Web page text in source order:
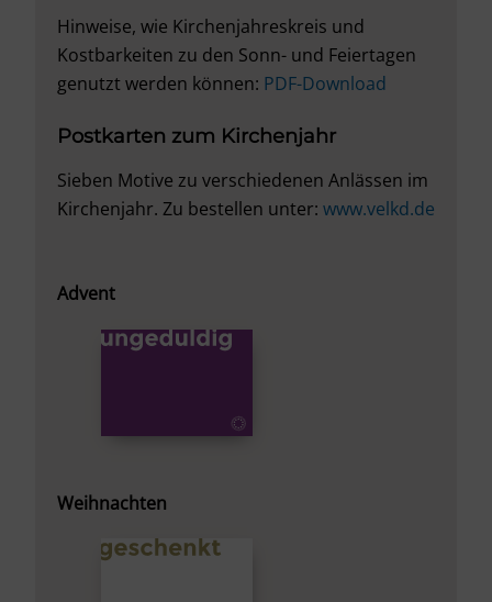
Hinweise, wie Kirchenjahreskreis und
Kostbarkeiten zu den Sonn- und Feiertagen
genutzt werden können: PDF-Download
Postkarten zum Kirchenjahr
Sieben Motive zu verschiedenen Anlässen im
Kirchenjahr. Zu bestellen unter: www.velkd.de
Advent
Weihnachten